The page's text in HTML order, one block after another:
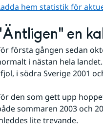
hem statistik för
en
första gången sedan
i nästan hela
i södra Sverige 2001
den som gett upp
sommaren 2003 och
lite trevande.